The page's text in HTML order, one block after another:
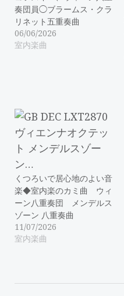
奏団員◯ブラームス・クラ
リネット五重奏曲
06/06/2026
室内楽曲
くつろいで居心地のよい音
楽◆室内楽のカミ曲 ウィ
ーン八重奏団 メンデルス
ゾーン 八重奏曲
11/07/2026
室内楽曲